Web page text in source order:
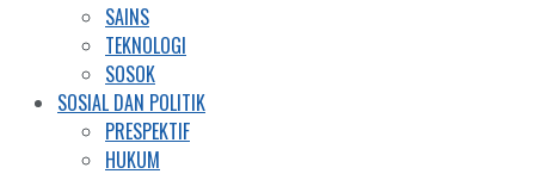
SAINS
TEKNOLOGI
SOSOK
SOSIAL DAN POLITIK
PRESPEKTIF
HUKUM